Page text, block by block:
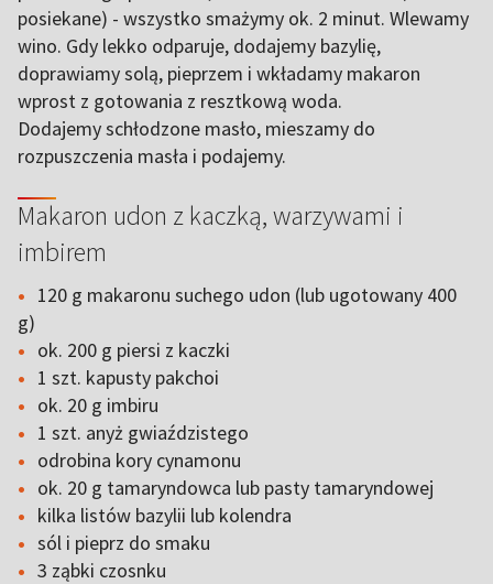
posiekane) - wszystko smażymy ok. 2 minut. Wlewamy
wino. Gdy lekko odparuje, dodajemy bazylię,
doprawiamy solą, pieprzem i wkładamy makaron
wprost z gotowania z resztkową woda.
Dodajemy schłodzone masło, mieszamy do
rozpuszczenia masła i podajemy.
Makaron udon z kaczką, warzywami i
imbirem
120 g makaronu suchego udon (lub ugotowany 400
g)
ok. 200 g piersi z kaczki
1 szt. kapusty pakchoi
ok. 20 g imbiru
1 szt. anyż gwiaździstego
odrobina kory cynamonu
ok. 20 g tamaryndowca lub pasty tamaryndowej
kilka listów bazylii lub kolendra
sól i pieprz do smaku
3 ząbki czosnku